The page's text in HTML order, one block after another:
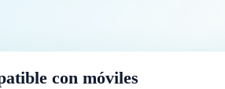
con móviles